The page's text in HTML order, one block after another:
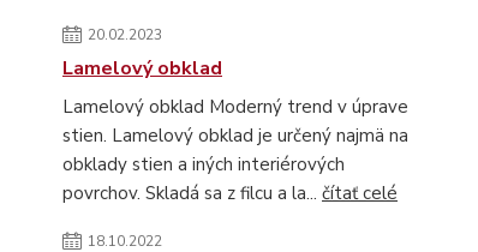
20.02.2023
Lamelový obklad
Lamelový obklad Moderný trend v úprave
stien. Lamelový obklad je určený najmä na
obklady stien a iných interiérových
povrchov. Skladá sa z filcu a la... čítať celé
18.10.2022